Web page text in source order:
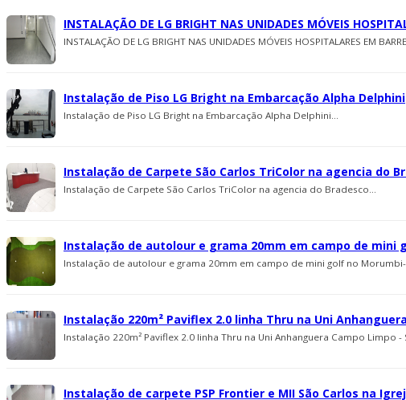
INSTALAÇÃO DE LG BRIGHT NAS UNIDADES MÓVEIS
INSTALAÇÃO DE LG BRIGHT NAS UNIDADES MÓVEIS HOSPITALARES EM
Instalação de Piso LG Bright na Embarcação Alpha Delphini
Instalação de Piso LG Bright na Embarcação Alpha Delphini...
Instalação de Carpete São Carlos TriColor na agencia do
Instalação de Carpete São Carlos TriColor na agencia do Bradesco...
Instalação de autolour e grama 20mm em campo de mini
Instalação de autolour e grama 20mm em campo de mini golf no Morumbi-
Instalação 220m² Paviflex 2.0 linha Thru na Uni
Instalação 220m² Paviflex 2.0 linha Thru na Uni Anhanguera Campo Limpo -
Instalação de carpete PSP Frontier e MII São Carlos na